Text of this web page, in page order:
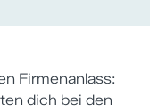
Firmenanlass:
dich bei den